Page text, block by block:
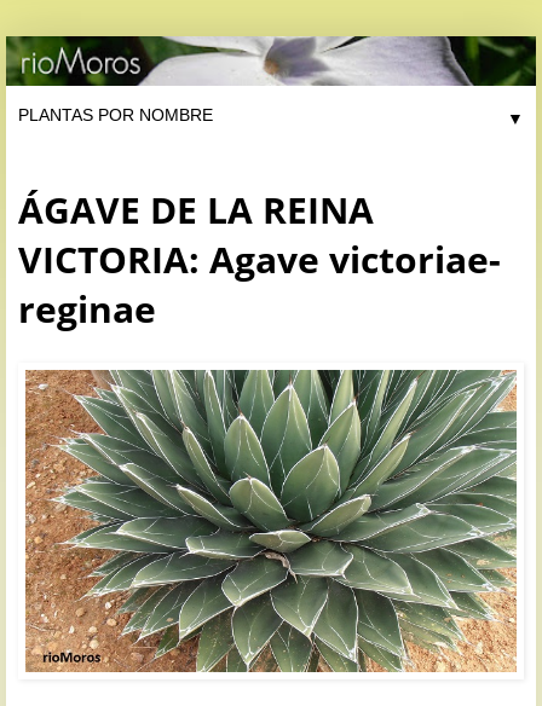
▼
ÁGAVE DE LA REINA
VICTORIA: Agave victoriae-
reginae